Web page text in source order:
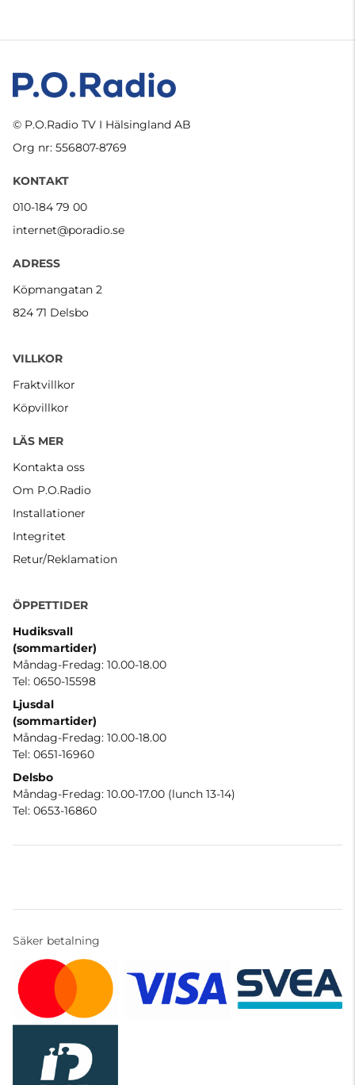
© P.O.Radio TV I Hälsingland AB
Org nr: 556807-8769
KONTAKT
010-184 79 00
internet@poradio.se
ADRESS
Köpmangatan 2
824 71 Delsbo
VILLKOR
Fraktvillkor
Köpvillkor
LÄS MER
Kontakta oss
Om P.O.Radio
Installationer
Integritet
Retur/Reklamation
ÖPPETTIDER
Hudiksvall
(sommartider)
Måndag-Fredag: 10.00-18.00
Tel: 0650-15598
Ljusdal
(sommartider)
Måndag-Fredag: 10.00-18.00
Tel: 0651-16960
Delsbo
Måndag-Fredag: 10.00-17.00 (lunch 13-14)
Tel: 0653-16860
Säker betalning